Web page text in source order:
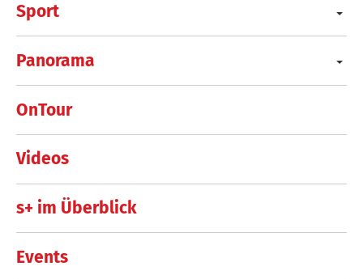
Sport
Panorama
OnTour
Videos
s+ im Überblick
Events